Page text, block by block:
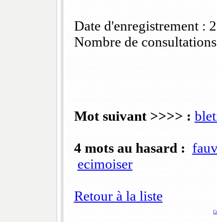
Date d'enregistrement :
Nombre de
Mot suivant >>>> :
4 mots au hasard :
ecimoiser
Retour à la liste